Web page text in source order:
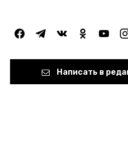
facebooktelegramvkontakteodnoklassniki
youtube
Написать в